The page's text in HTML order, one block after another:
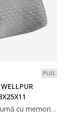
PLUS
Pernă din spumă cu memorie AIR care înlătură presiunea musculară, infuzată cu cărbune de bambus care absoarbe umezeala. Spuma cu memorie AIR se modelează rapid și precis pe gât, chiar și într-un mediu de somn răcoros. Țesătură din 100% poliester. Temperatură spălare: 60°C. Incl. geanta de depozitare. 13x25x11 cm